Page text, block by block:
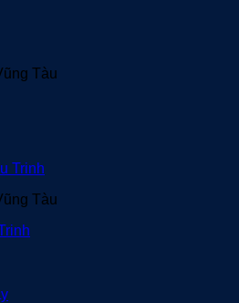
₫.
Tàu
₫.
Tàu